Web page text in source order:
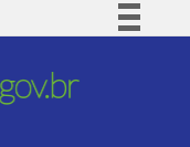
Comunica BR